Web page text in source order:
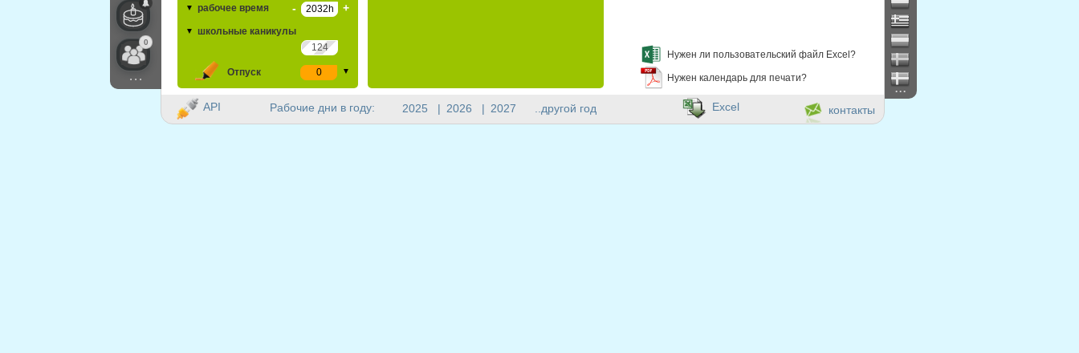
▼ рабочее время - +
▼ школьные каникулы
Отпуск ▼
Нужен ли пользовательский файл Excel?
Нужен календарь для печати?
0
...
Рабочие дни в году: 2025 | 2026 | 2027 ..другой год
...
API контакты
Excel